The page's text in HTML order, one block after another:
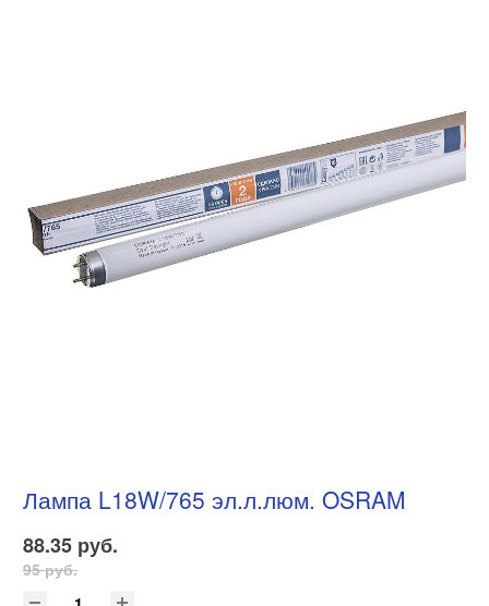
Лампа L18W/765 эл.л.люм. OSRAM
88.35 руб.
95 руб.